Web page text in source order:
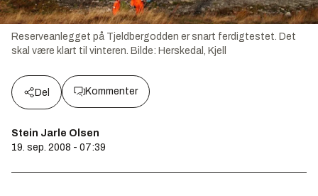
Reserveanlegget på Tjeldbergodden er snart ferdigtestet. Det
skal være klart til vinteren. Bilde: Herskedal, Kjell
Del Kommenter
Stein Jarle Olsen
19. sep. 2008 - 07:39